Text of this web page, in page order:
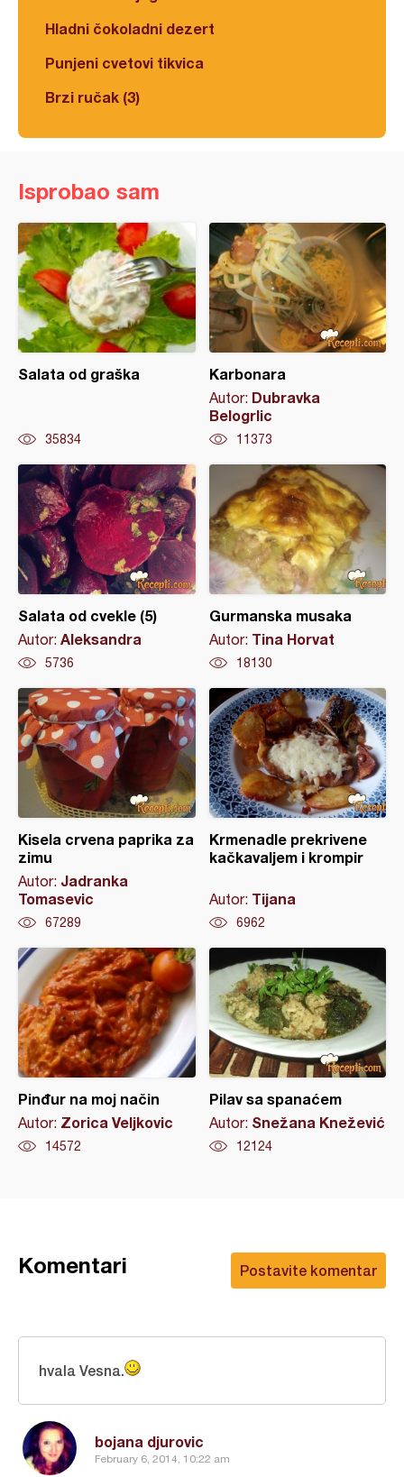
Hladni čokoladni dezert
Punjeni cvetovi tikvica
Brzi ručak (3)
Isprobao sam
Salata od graška
35834
Karbonara
Autor: Dubravka
Belogrlic
11373
Salata od cvekle (5)
Autor: Aleksandra
5736
Gurmanska musaka
Autor: Tina Horvat
18130
Kisela crvena paprika za
zimu
Autor: Jadranka
Tomasevic
67289
Krmenadle prekrivene
kačkavaljem i krompir
Autor: Tijana
6962
Pinđur na moj način
Autor: Zorica Veljkovic
14572
Pilav sa spanaćem
Autor: Snežana Knežević
12124
Postavite komentar
Komentari
bojana djurovic
February 6, 2014, 10:22 am
hvala Vesna.